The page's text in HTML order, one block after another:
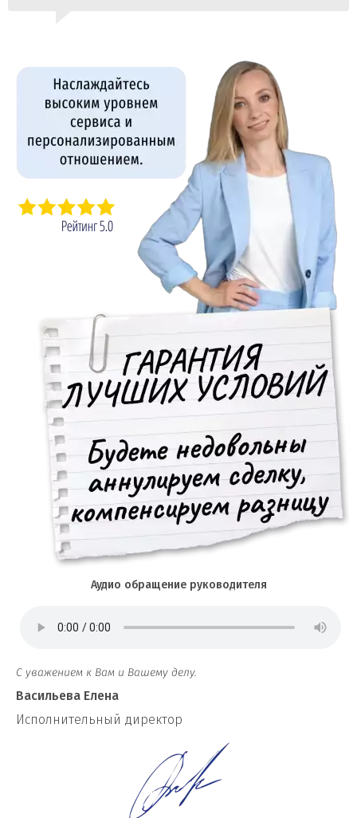
Аудио обращение руководителя
С уважением к Вам и Вашему делу.
Васильева Елена
И сполнительный директор